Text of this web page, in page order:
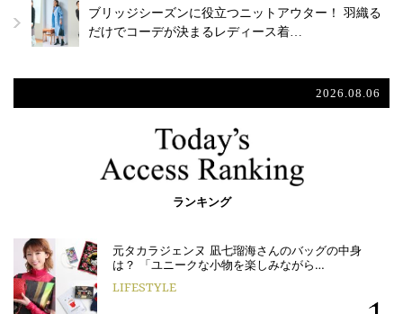
ブリッジシーズンに役立つニットアウター！ 羽織る
だけでコーデが決まるレディース着…
2026.08.06
ランキング
元タカラジェンヌ 凪七瑠海さんのバッグの中身
は？ 「ユニークな小物を楽しみながら…
LIFESTYLE